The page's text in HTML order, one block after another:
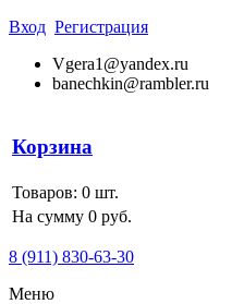
Вход Регистрация
Vgera1@yandex.ru
banechkin@rambler.ru
Корзина
Товаров: 0 шт.
На сумму 0 руб.
8 (911) 830-63-30
Меню